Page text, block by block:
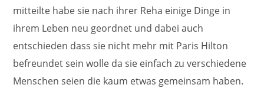
mitteilte habe sie nach ihrer Reha einige Dinge in
ihrem Leben neu geordnet und dabei auch
entschieden dass sie nicht mehr mit Paris Hilton
befreundet sein wolle da sie einfach zu verschiedene
Menschen seien die kaum etwas gemeinsam haben.